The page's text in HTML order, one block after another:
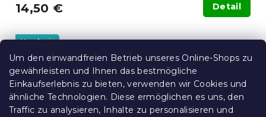
Um den einwandfreien Betrieb unseres Online-Shops zu
gewährleisten und Ihnen das bestmögliche
Einkaufserlebnis zu bieten, verwenden wir Cookies und
ähnliche Technologien. Diese ermöglichen es uns, den
Traffic zu analysieren, Inhalte zu personalisieren und
14,50 € Detail
Neuheit